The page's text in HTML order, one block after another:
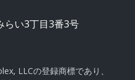
らい3丁目3番3号
LLCの登録商標であり、